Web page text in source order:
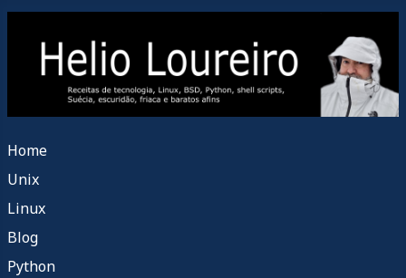
Home
Unix
Linux
Blog
Python